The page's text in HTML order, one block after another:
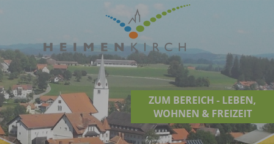
ZUM BEREICH - LEBEN,
WOHNEN & FREIZEIT